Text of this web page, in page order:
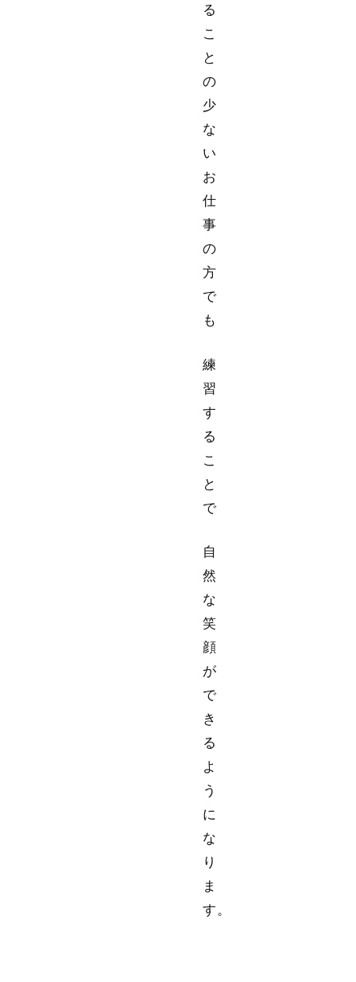
る
こ
と
の
少
な
い
お
仕
事
の
方
で
も
練
習
す
る
こ
と
で
自
然
な
笑
顔
が
で
き
る
よ
う
に
な
り
ま
す。